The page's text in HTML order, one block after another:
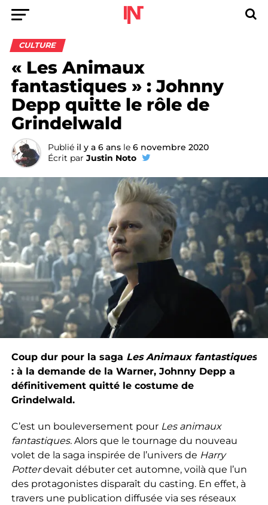
CULTURE
« Les Animaux
fantastiques » : Johnny
Depp quitte le rôle de
Grindelwald
Publié il y a 6 ans le 6 novembre 2020
Écrit par Justin Noto
Coup dur pour la saga Les Animaux fantastiques
: à la demande de la Warner, Johnny Depp a
définitivement quitté le costume de
Grindelwald.
C’est un bouleversement pour Les animaux
fantastiques. Alors que le tournage du nouveau
volet de la saga inspirée de l’univers de Harry
Potterdevait débuter cet automne, voilà que l’un
des protagonistes disparaît du casting. En effet, à
travers une publication diffusée via ses réseaux